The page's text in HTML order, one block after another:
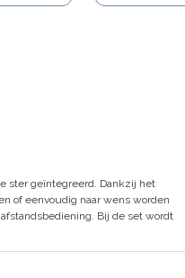
ster geïntegreerd. Dankzij het
of eenvoudig naar wens worden
Bij de set wordt